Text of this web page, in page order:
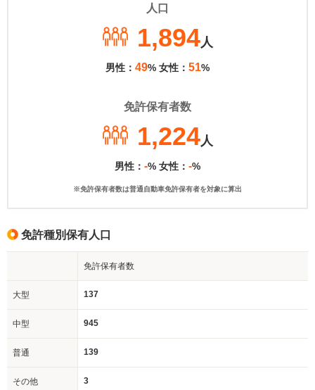
人口
1,894人
男性： 49% 女性： 51%
免許保有者数
1,224人
男性： -% 女性： -%
※免許保有者数は普通自動車免許保有者を対象に算出
免許種別保有人口
免許保有者数
大型 137
中型 945
普通 139
その他 3